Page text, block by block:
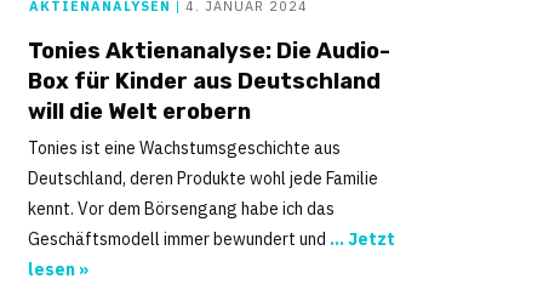
AKTIENANALYSEN | 4. JANUAR 2024
Tonies Aktienanalyse: Die Audio-
Box für Kinder aus Deutschland
will die Welt erobern
Tonies ist eine Wachstumsgeschichte aus
Deutschland, deren Produkte wohl jede Familie
kennt. Vor dem Börsengang habe ich das
Geschäftsmodell immer bewundert und ... Jetzt
lesen »